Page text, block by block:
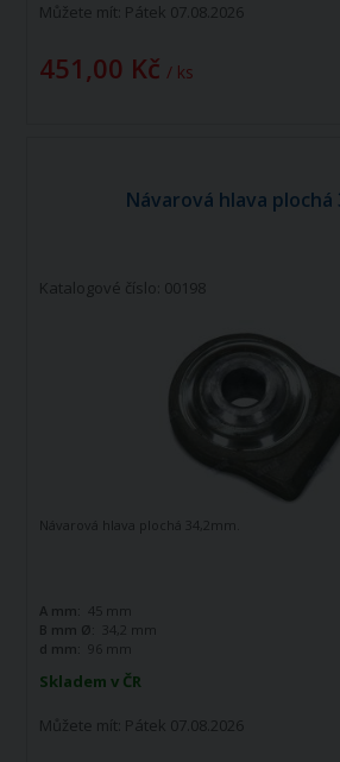
Můžete mít: Pátek 07.08.2026
451,00 Kč / ks
Návarová hlava plochá
Katalogové číslo: 00198
Skladem v ČR
Můžete mít: Pátek 07.08.2026
Návarová hlava plochá 34,2mm.
A mm:
45 mm
B mm Ø:
34,2 mm
d mm:
96 mm